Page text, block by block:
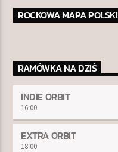
ROCKOWA MAPA POLSKI
RAMÓWKA NA DZIŚ
INDIE ORBIT
16:00
EXTRA ORBIT
18:00